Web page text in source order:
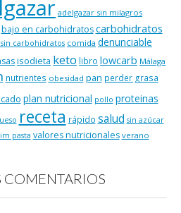
adelgazar sin milagros
bajo en carbohidratos carbohidratos
carbohidratos comida denunciable
isodieta keto libro lowcarb Málaga
nutrientes obesidad pan perder grasa
plan nutricional pollo proteinas
receta rápido salud sin azúcar
pasta valores nutricionales verano
COMENTARIOS